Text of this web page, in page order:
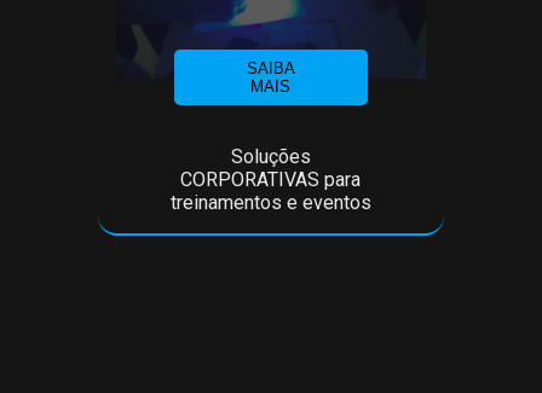
SAIBA
MAIS
Soluções
CORPORATIVAS para
treinamentos e eventos